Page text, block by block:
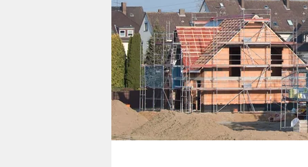
veranstaltungen
shop
fragen & hilfe
unterstützen
abo
genossenschaft